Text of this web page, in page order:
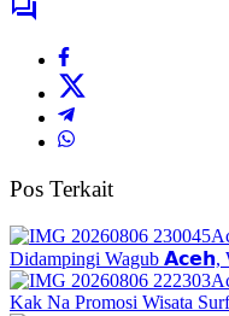
Pos Terkait
Didampingi Wagub
Kak Na Promosi Wisata